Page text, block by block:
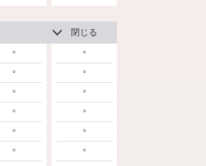
閉じる
○
○
○
○
○
○
○
○
○
○
○
○